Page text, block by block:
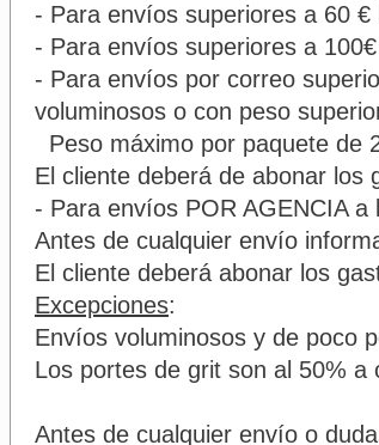
- Para envíos superiores a 60
- Para envíos superiores a
- Para envíos por correo
voluminosos o con peso
Peso máximo por paquete de
El cliente deberá de abonar los
- Para envíos POR AGENCIA
Antes de cualquier envío
El cliente deberá abonar los
Excepciones:
Envíos voluminosos y de poco
Los portes de grit son al 50% a
Antes de cualquier envío o